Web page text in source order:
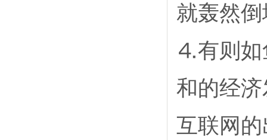
就轰然
⒋有则如
和的经
互联网